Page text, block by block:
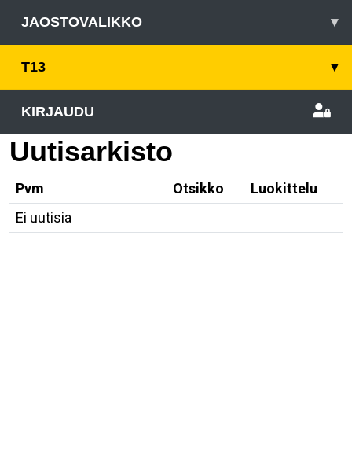
JAOSTOVALIKKO ▾
T13 ▾
KIRJAUDU
Uutisarkisto
Pvm Otsikko
Luokittelu
Ei uutisia